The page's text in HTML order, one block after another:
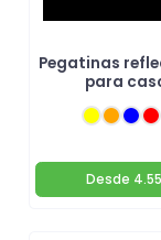
Pegatinas
para
Desde